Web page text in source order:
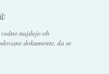
:
najdejo ob
dokumente, da se